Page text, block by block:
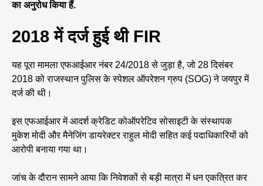
का अनुरोध किया हैं.
2018 में दर्ज हुई थी FIR
यह पूरा मामला एफआईआर नंबर 24/2018 से जुड़ा है, जो 28 दिसंबर
2018 को राजस्थान पुलिस के स्पेशल ऑपरेशन ग्रुप (SOG) ने जयपुर में
दर्ज की थी।
इस एफआईआर में आदर्श क्रेडिट कोऑपरेटिव सोसाइटी के संस्थापक
मुकेश मोदी और मैनेजिंग डायरेक्टर राहुल मोदी सहित कई पदाधिकारियों को
आरोपी बनाया गया था।
जांच के दौरान सामने आया कि निवेशकों से बड़ी मात्रा में धन एकत्रित कर